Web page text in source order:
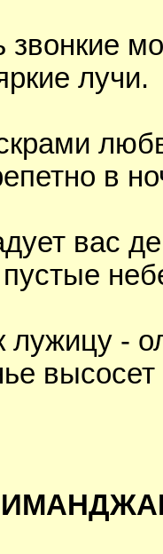
лучи.
в
вас
лужицу -
высосет